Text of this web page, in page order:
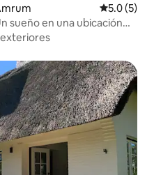
5.0 (5)
sueño en una ubicación
exteriores